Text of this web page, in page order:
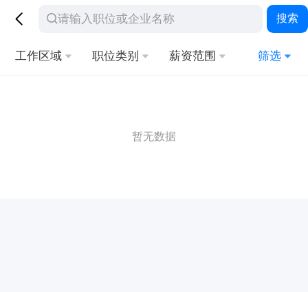
搜索
工作区域 职位类别 薪资范围 筛选
暂无数据